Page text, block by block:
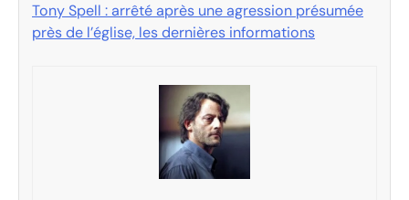
Tony Spell : arrêté après une agression présumée
près de l’église, les dernières informations